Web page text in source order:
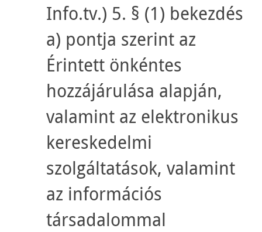
Info.tv.) 5. § (1) bekezdés
a) pontja szerint az
Érintett önkéntes
hozzájárulása alapján,
valamint az elektronikus
kereskedelmi
szolgáltatások, valamint
az információs
társadalommal